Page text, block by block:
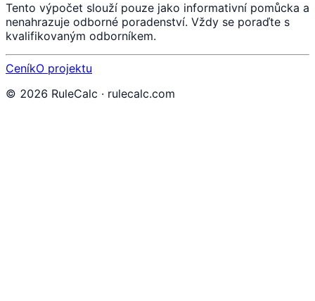
Tento výpočet slouží pouze jako informativní pomůcka a
nenahrazuje odborné poradenství. Vždy se poraďte s
kvalifikovaným odborníkem.
CeníkO projektu
© 2026 RuleCalc · rulecalc.com